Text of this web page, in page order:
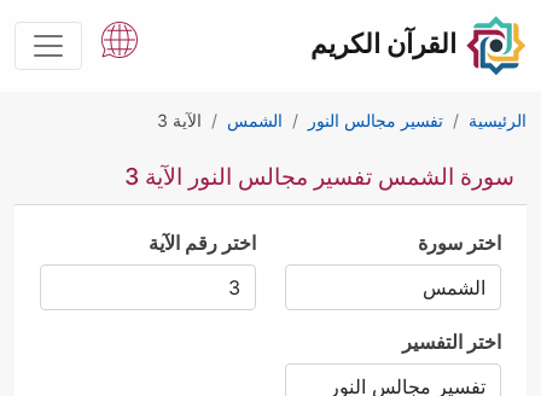
القرآن الكريم
الرئيسية تفسير مجالس النور الشمس الآية 3
سورة الشمس تفسير مجالس النور الآية 3
اختر سورة اختر رقم الآية
اختر التفسير